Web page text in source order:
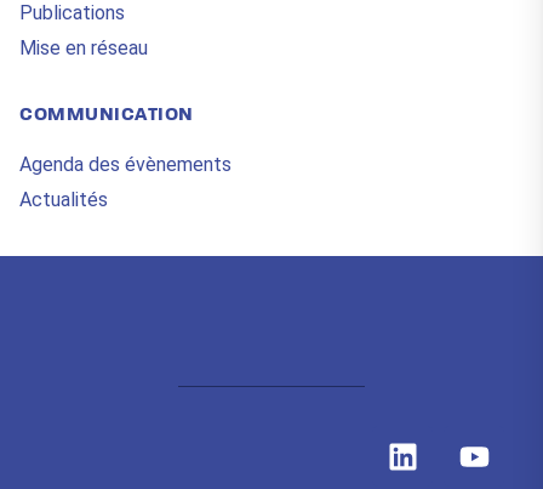
Publications
Mise en réseau
COMMUNICATION
Agenda des évènements
Actualités
L
i
Y
o